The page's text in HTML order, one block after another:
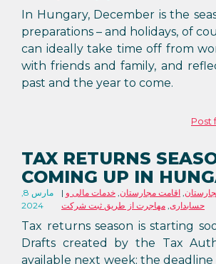
In Hungary, December is the
preparations – and holidays, of
can ideally take time off from
with friends and family, and
past and the year to come.
TAX RETURNS
COMING UP IN
مارس 8,
2024
, اقامت مجارستان, خدمات مالی و
حسابداری, مهاجرت از طریق ثبت شرکت
Tax returns season is starting
Drafts created by the Tax
available next week; the deadline